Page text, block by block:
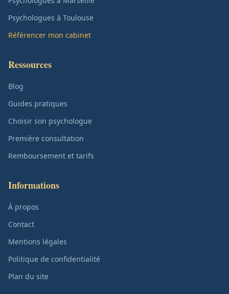
Psychologues à Toulouse
Référencer mon cabinet
Ressources
Blog
Guides pratiques
Choisir son psychologue
Première consultation
Remboursement et tarifs
Informations
À propos
Contact
Mentions légales
Politique de confidentialité
Plan du site